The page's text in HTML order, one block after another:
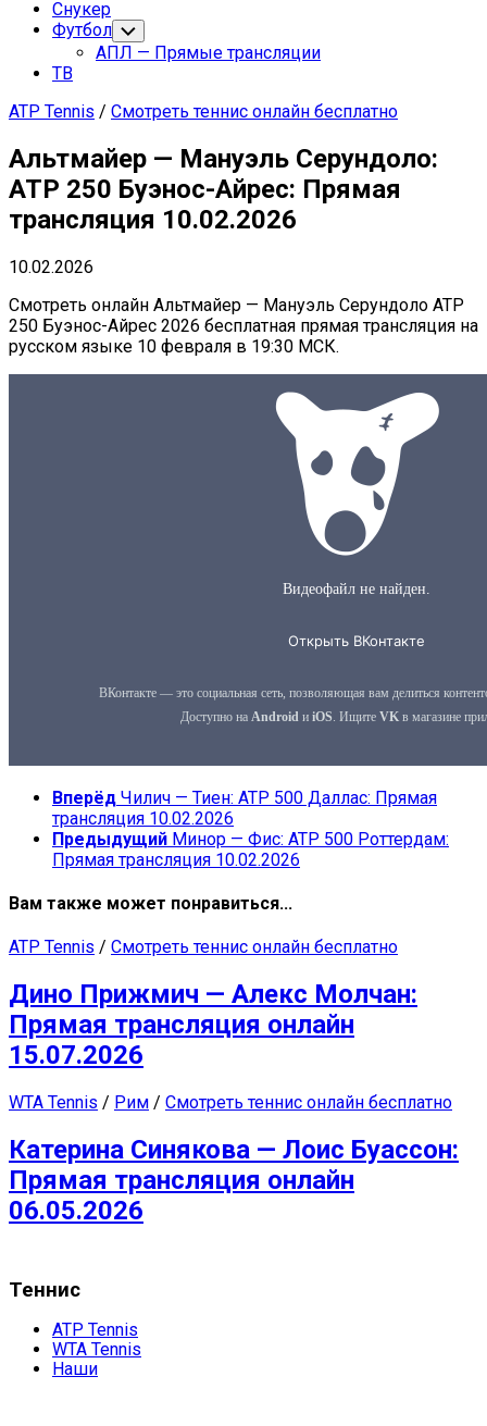
Снукер
Футбол Переключатель
дочернего
меню
АПЛ — Прямые трансляции
ТВ
ATP Tennis / Смотреть теннис онлайн бесплатно
Альтмайер — Мануэль Серундоло:
ATP 250 Буэнос-Айрес: Прямая
трансляция 10.02.2026
10.02.2026
Смотреть онлайн Альтмайер — Мануэль Серундоло ATP
250 Буэнос-Айрес 2026 бесплатная прямая трансляция на
русском языке 10 февраля в 19:30 МСК.
Вперёд Чилич — Тиен: ATP 500 Даллас: Прямая
трансляция 10.02.2026
Предыдущий Минор — Фис: ATP 500 Роттердам:
Прямая трансляция 10.02.2026
Вам также может понравиться...
ATP Tennis / Смотреть теннис онлайн бесплатно
Дино Прижмич — Алекс Молчан:
Прямая трансляция онлайн
15.07.2026
WTA Tennis / Рим / Смотреть теннис онлайн бесплатно
Катерина Синякова — Лоис Буассон:
Прямая трансляция онлайн
06.05.2026
Теннис
ATP Tennis
WTA Tennis
Наши